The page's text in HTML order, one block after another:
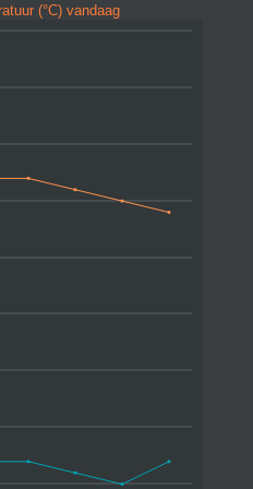
(°C) vandaag